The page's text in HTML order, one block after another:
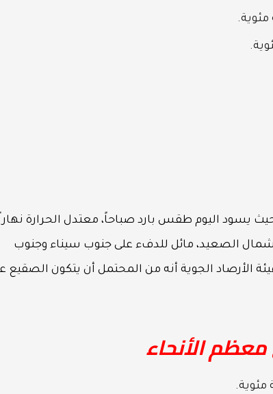
يسود اليوم طقس بارد صباحاً، معتدل الحرارة
الصعيد، مائل للدفء على جنوب سيناء وجنوب
الأرصاد الجوية أنه من المحتمل أن يتكون الصقيع
الأنحاء